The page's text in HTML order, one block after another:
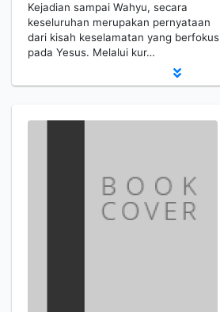
Kejadian sampai Wahyu, secara
keseluruhan merupakan pernyataan
dari kisah keselamatan yang berfokus
pada Yesus. Melalui kur…